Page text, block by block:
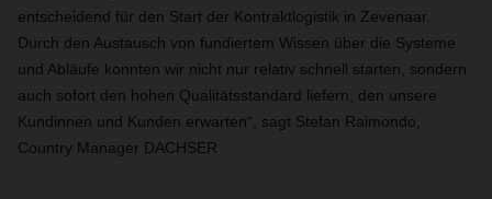
entscheidend für den Start der Kontraktlogistik in Zevenaar.
Durch den Austausch von fundiertem Wissen über die Systeme
und Abläufe konnten wir nicht nur relativ schnell starten, sondern
auch sofort den hohen Qualitätsstandard liefern, den unsere
Kundinnen und Kunden erwarten“, sagt Stefan Raimondo,
Country Manager DACHSER